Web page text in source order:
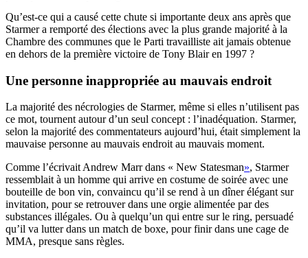
Qu’est-ce qui a causé cette chute si importante deux ans après que
Starmer a remporté des élections avec la plus grande majorité à la
Chambre des communes que le Parti travailliste ait jamais obtenue
en dehors de la première victoire de Tony Blair en 1997 ?
Une personne inappropriée au mauvais endroit
La majorité des nécrologies de Starmer, même si elles n’utilisent pas
ce mot, tournent autour d’un seul concept : l’inadéquation. Starmer,
selon la majorité des commentateurs aujourd’hui, était simplement la
mauvaise personne au mauvais endroit au mauvais moment.
Comme l’écrivait Andrew Marr dans « New Statesman», Starmer
ressemblait à un homme qui arrive en costume de soirée avec une
bouteille de bon vin, convaincu qu’il se rend à un dîner élégant sur
invitation, pour se retrouver dans une orgie alimentée par des
substances illégales. Ou à quelqu’un qui entre sur le ring, persuadé
qu’il va lutter dans un match de boxe, pour finir dans une cage de
MMA, presque sans règles.